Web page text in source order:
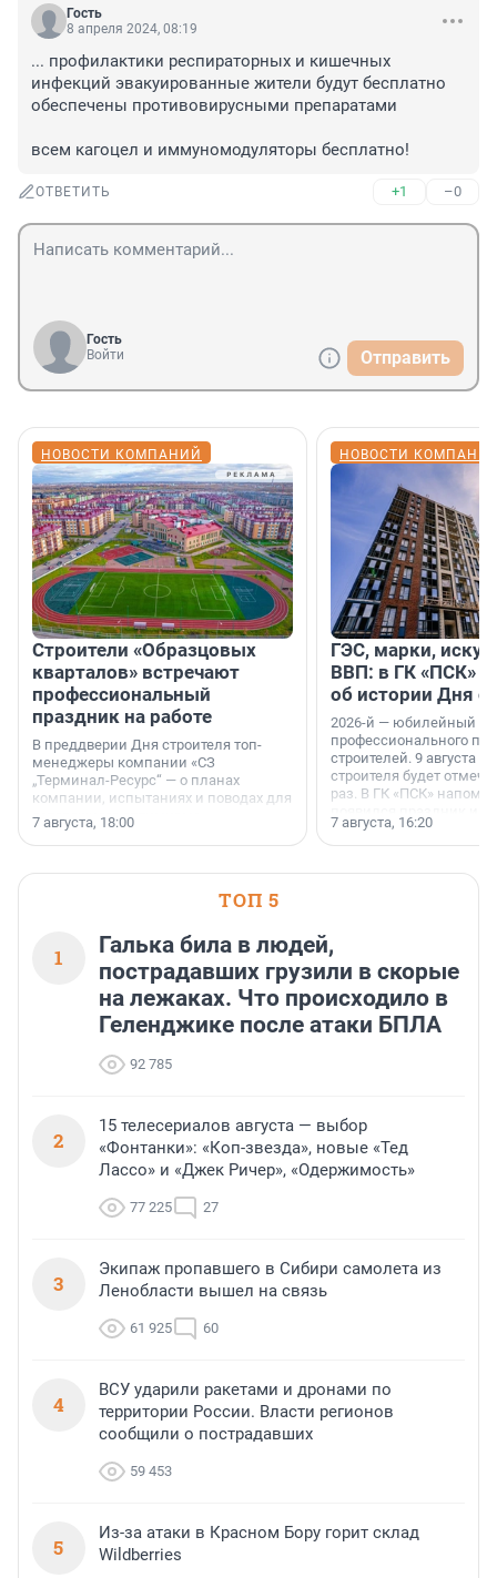
Гость
8 апреля 2024, 08:19
... профилактики респираторных и кишечных
инфекций эвакуированные жители будут бесплатно
обеспечены противовирусными препаратами
всем кагоцел и иммуномодуляторы бесплатно!
ОТВЕТИТЬ +1 –0
Гость
Войти
Отправить
НОВОСТИ КОМПАНИЙ
Строители «Образцовых
кварталов» встречают
профессиональный
праздник на работе
В преддверии Дня строителя топ-
менеджеры компании «СЗ
„Терминал-Ресурс“ — о планах
компании, испытаниях и поводах для
осторожного оптимизма.
7 августа, 18:00
НОВОСТИ
ГЭС, марки,
ВВП: в ГК «ПСК»
об истории Дня
2026-й — юбилейный
профессионального
строителей. 9 августа
строителя будет
раз. В ГК «ПСК»
поменялась роль
7 августа, 16:20
ТОП 5
1
Галька била в людей,
пострадавших грузили в скорые
на лежаках. Что происходило в
Геленджике после атаки БПЛА
92 785
2
15 телесериалов августа — выбор
«Фонтанки»: «Коп-звезда», новые «Тед
Лассо» и «Джек Ричер», «Одержимость»
77 225 27
3
Экипаж пропавшего в Сибири самолета из
Ленобласти вышел на связь
61 925 60
4
ВСУ ударили ракетами и дронами по
территории России. Власти регионов
сообщили о пострадавших
59 453
5
Из-за атаки в Красном Бору горит склад
Wildberries